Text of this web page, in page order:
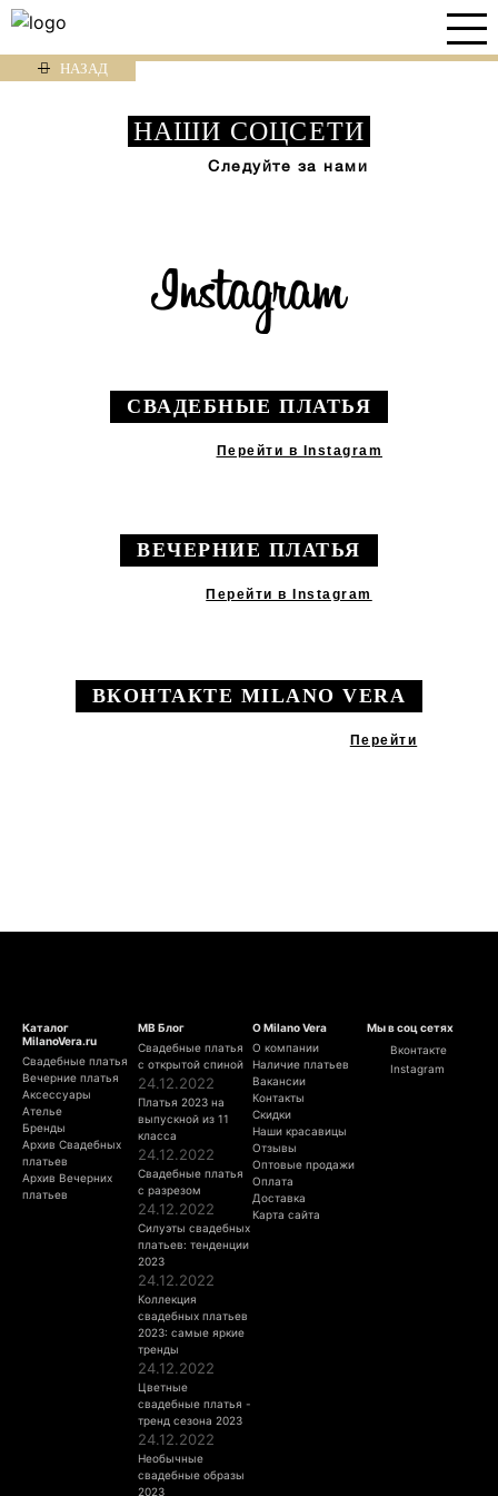
НАЗАД
НАШИ СОЦСЕТИ
Следуйте за нами
СВАДЕБНЫЕ ПЛАТЬЯ
Перейти в Instagram
ВЕЧЕРНИЕ ПЛАТЬЯ
Перейти в Instagram
ВКОНТАКТЕ MILANO VERA
Перейти
Каталог
MilanoVera.ru
Свадебные платья
Вечерние платья
Аксессуары
Ателье
Бренды
Архив Свадебных
платьев
Архив Вечерних
платьев
МВ Блог
Свадебные платья
с открытой спиной
24.12.2022
Платья 2023 на
выпускной из 11
класса
24.12.2022
Свадебные платья
с разрезом
24.12.2022
Силуэты свадебных
платьев: тенденции
2023
24.12.2022
Коллекция
свадебных платьев
2023: самые яркие
тренды
24.12.2022
Цветные
свадебные платья -
тренд сезона 2023
24.12.2022
Необычные
свадебные образы
2023
О Milano Vera
О компании
Наличие платьев
Вакансии
Контакты
Скидки
Наши красавицы
Отзывы
Оптовые продажи
Оплата
Доставка
Карта сайта
Мы в соц сетях
Вконтакте
Instagram